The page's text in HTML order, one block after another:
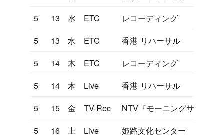
5
13 水 ETC
レコーディング
5
13 水 ETC
香港 リハーサル
5
14 木 ETC
レコーディング
5
14 木 Live
香港 リハーサル
5
15 金 TV-Rec
NTV『モーニングサラダ』
5
16 土 Live
姫路文化センター